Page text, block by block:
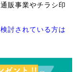
販事業やチラシ印
討されている方は